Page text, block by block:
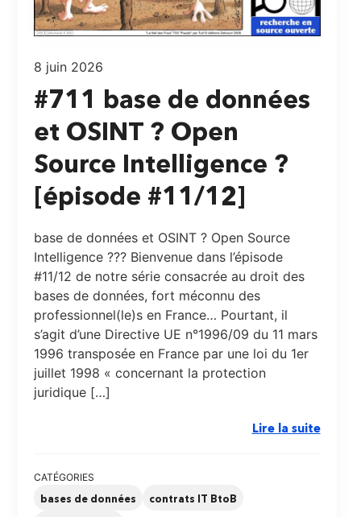
8 juin 2026
#711 base de données
et OSINT ? Open
Source Intelligence ?
[épisode #11/12]
base de données et OSINT ? Open Source
Intelligence ??? Bienvenue dans l’épisode
#11/12 de notre série consacrée au droit des
bases de données, fort méconnu des
professionnel(le)s en France… Pourtant, il
s’agit d’une Directive UE n°1996/09 du 11 mars
1996 transposée en France par une loi du 1er
juillet 1998 « concernant la protection
juridique […]
Lire la suite
CATÉGORIES
bases de données
contrats IT BtoB